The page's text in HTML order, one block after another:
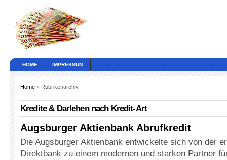
HOME IMPRESSUM
Home » Rubrikenarchiv
Kredite & Darlehen nach Kredit-Art
Augsburger Aktienbank Abrufkredit
Die Augsburger Aktienbank entwickelte sich von der
Direktbank zu einem modernen und starken Partner